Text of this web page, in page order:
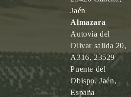
Jaén
Almazara
Autovía del
Olivar salida 20,
A316, 23529
Puente del
Obispo, Jaén,
España